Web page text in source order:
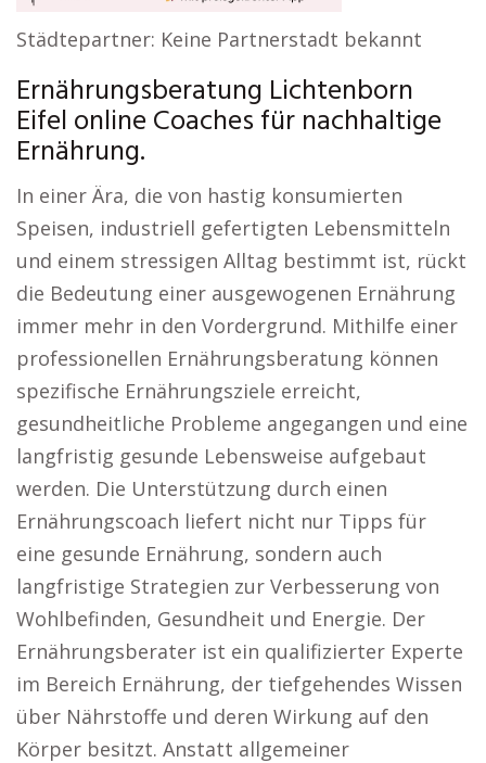
Städtepartner: Keine Partnerstadt bekannt
Ernährungsberatung Lichtenborn
Eifel online Coaches für nachhaltige
Ernährung.
In einer Ära, die von hastig konsumierten
Speisen, industriell gefertigten Lebensmitteln
und einem stressigen Alltag bestimmt ist, rückt
die Bedeutung einer ausgewogenen Ernährung
immer mehr in den Vordergrund. Mithilfe einer
professionellen Ernährungsberatung können
spezifische Ernährungsziele erreicht,
gesundheitliche Probleme angegangen und eine
langfristig gesunde Lebensweise aufgebaut
werden. Die Unterstützung durch einen
Ernährungscoach liefert nicht nur Tipps für
eine gesunde Ernährung, sondern auch
langfristige Strategien zur Verbesserung von
Wohlbefinden, Gesundheit und Energie. Der
Ernährungsberater ist ein qualifizierter Experte
im Bereich Ernährung, der tiefgehendes Wissen
über Nährstoffe und deren Wirkung auf den
Körper besitzt. Anstatt allgemeiner